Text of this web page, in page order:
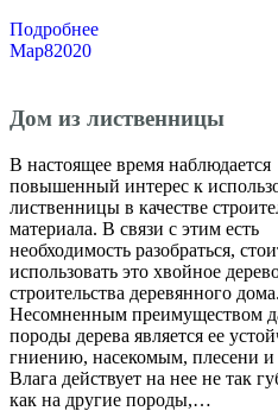
Подробнее
Мар82020
Дом из лиственницы
В настоящее время наблюдается
повышенный интерес к
лиственницы в качестве
материала. В связи с этим есть
необходимость разобраться,
использовать это хвойное
строительства деревянного дома.
Несомненным преимуществом
породы дерева является ее
гниению, насекомым, плесени и
Влага действует на нее не так
как на другие породы,…